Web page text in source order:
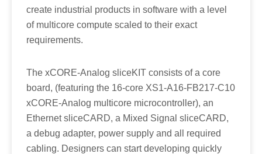
create industrial products in software with a level
of multicore compute scaled to their exact
requirements.
The xCORE-Analog sliceKIT consists of a core
board, (featuring the 16-core XS1-A16-FB217-C10
xCORE-Analog multicore microcontroller), an
Ethernet sliceCARD, a Mixed Signal sliceCARD,
a debug adapter, power supply and all required
cabling. Designers can start developing quickly